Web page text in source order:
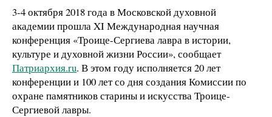
3-4 октября 2018 года в Московской духовной
академии прошла XI Международная научная
конференция «Троице-Сергиева лавра в истории,
культуре и духовной жизни России», сообщает
Патриархия.ru. В этом году исполняется 20 лет
конференции и 100 лет со дня создания Комиссии по
охране памятников старины и искусства Троице-
Сергиевой лавры.